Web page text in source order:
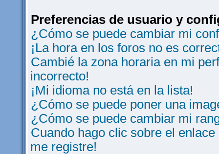
Preferencias de usuario y
¿Cómo se puede cambiar mi
¡La hora en los foros no es
Cambié la zona horaria en mi
incorrecto!
¡Mi idioma no está en la lista!
¿Cómo se puede poner una
¿Cómo se puede cambiar mi
Cuando hago clic sobre el
me registre!